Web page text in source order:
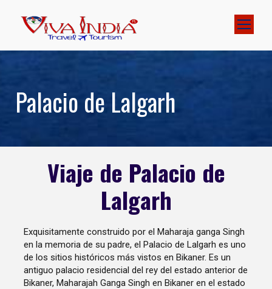
Palacio de Lalgarh
Viaje de Palacio de
Lalgarh
Exquisitamente construido por el Maharaja ganga Singh
en la memoria de su padre, el Palacio de Lalgarh es uno
de los sitios históricos más vistos en Bikaner. Es un
antiguo palacio residencial del rey del estado anterior de
Bikaner, Maharajah Ganga Singh en Bikaner en el estado